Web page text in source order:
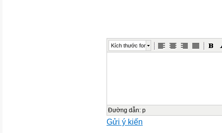
Kích thước font
Đường dẫn: p
Gửi ý kiến